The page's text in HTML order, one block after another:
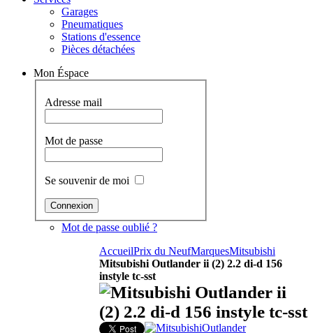
Garages
Pneumatiques
Stations d'essence
Pièces détachées
Mon Éspace
Adresse mail
Mot de passe
Se souvenir de moi
Mot de passe oublié ?
AccueilPrix du NeufMarquesMitsubishi
Mitsubishi Outlander ii (2) 2.2 di-d 156
instyle tc-sst
Mitsubishi Outlander ii
(2) 2.2 di-d 156 instyle tc-sst